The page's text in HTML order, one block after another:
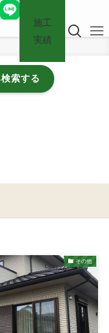
施工
実績
索する
その他